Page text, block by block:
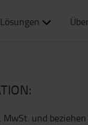
Lösungen
und